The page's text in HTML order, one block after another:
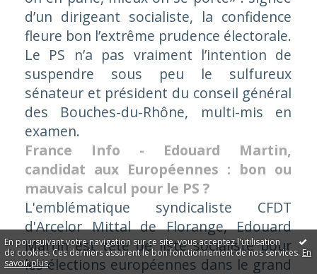
En poursuivant votre navigation sur ce site, vous acceptez l'utilisation
de cookies. Ces derniers assurent le bon fonctionnement de nos services. En
savoir plus.
d’un dirigeant socialiste, la confidence
fleure bon l’extrême prudence électorale.
Le PS n’a pas vraiment l’intention de
suspendre sous peu le sulfureux
sénateur et président du conseil général
des Bouches-du-Rhône, multi-mis en
examen.
France Info - Edouard Martin,
candidat aux Européennes : bon ou
mauvais calcul pour le PS ?
L'emblématique syndicaliste CFDT
d'Arcelor Mittal de Florange, Edouard
Martin est tête de liste socialiste pour
les élections européennes dans le grand